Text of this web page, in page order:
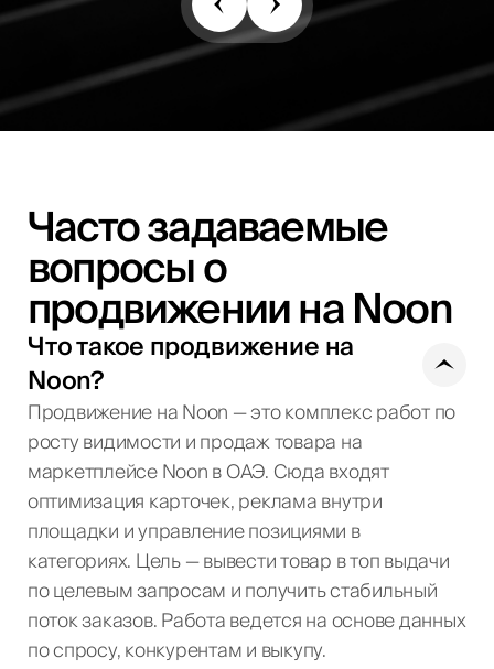
Часто задаваемые
вопросы о
продвижении на Noon
Что такое продвижение на
Noon?
Продвижение на Noon — это комплекс работ по
росту видимости и продаж товара на
маркетплейсе Noon в ОАЭ. Сюда входят
оптимизация карточек, реклама внутри
площадки и управление позициями в
категориях. Цель — вывести товар в топ выдачи
по целевым запросам и получить стабильный
поток заказов. Работа ведется на основе данных
по спросу, конкурентам и выкупу.